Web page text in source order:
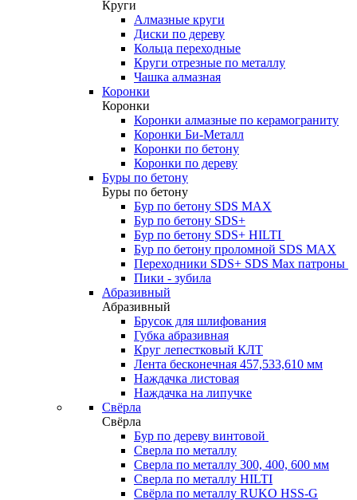
Круги
Алмазные круги
Диски по дереву
Кольца переходные
Круги отрезные по металлу
Чашка алмазная
Коронки
Коронки
Коронки алмазные по керамограниту
Коронки Би-Металл
Коронки по бетону
Коронки по дереву
Буры по бетону
Буры по бетону
Бур по бетону SDS MAX
Бур по бетону SDS+
Бур по бетону SDS+ HILTI
Бур по бетону проломной SDS MAX
Переходники SDS+ SDS Max патроны
Пики - зубила
Абразивный
Абразивный
Брусок для шлифования
Губка абразивная
Круг лепестковый КЛТ
Лента бесконечная 457,533,610 мм
Наждачка листовая
Наждачка на липучке
Свёрла
Свёрла
Бур по дереву винтовой
Сверла по металлу
Сверла по металлу 300, 400, 600 мм
Сверла по металлу HILTI
Свёрла по металлу RUKO HSS-G